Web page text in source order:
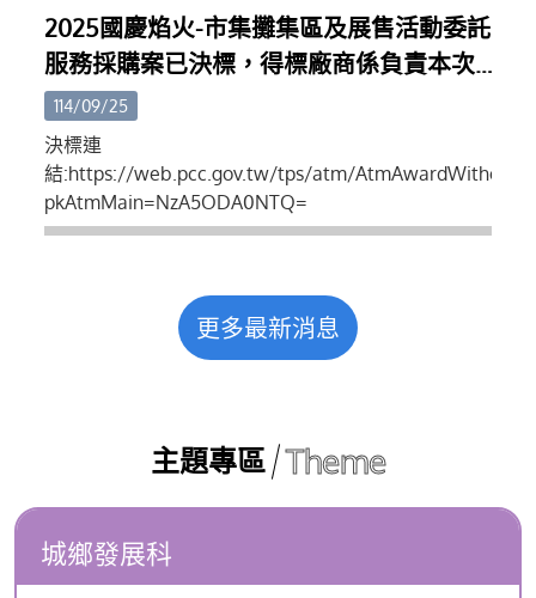
承或配偶、直系血親間之贈與而移轉者，其持有年限
得予併計者，請檢附戶籍登記簿謄本及土地登記異動
索引。(八)其他應備文件。
2025國慶焰火-市集攤集區及展售活動委託
服務採購案已決標，得標廠商係負責本次
攤集區設計、規劃、招商...等
114/09/25
決標連
結:https://web.pcc.gov.tw/tps/atm/
pkAtmMain=NzA5ODA0NTQ=
更多最新消息
主題專區 Theme
城鄉發展科